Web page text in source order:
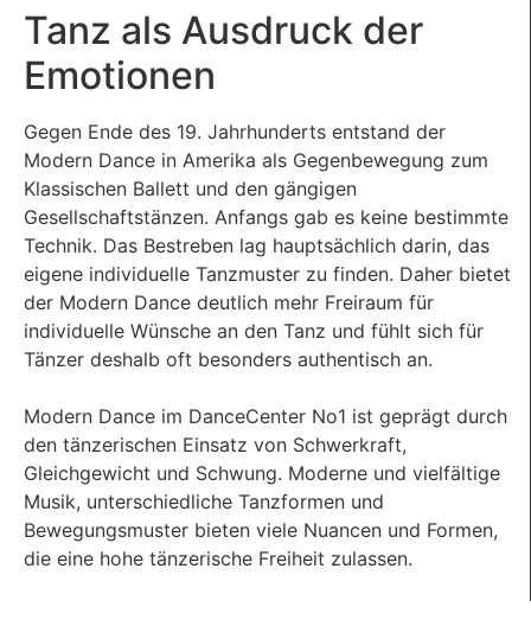
Tanz als Ausdruck der
Emotionen
Gegen Ende des 19. Jahrhunderts entstand der
Modern Dance in Amerika als Gegenbewegung zum
Klassischen Ballett und den gängigen
Gesellschaftstänzen. Anfangs gab es keine bestimmte
Technik. Das Bestreben lag hauptsächlich darin, das
eigene individuelle Tanzmuster zu finden. Daher bietet
der Modern Dance deutlich mehr Freiraum für
individuelle Wünsche an den Tanz und fühlt sich für
Tänzer deshalb oft besonders authentisch an.
Modern Dance im DanceCenter No1 ist geprägt durch
den tänzerischen Einsatz von Schwerkraft,
Gleichgewicht und Schwung. Moderne und vielfältige
Musik, unterschiedliche Tanzformen und
Bewegungsmuster bieten viele Nuancen und Formen,
die eine hohe tänzerische Freiheit zulassen.